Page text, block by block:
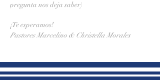
pregunta nos deja saber)
¡Te esperamos!
Pastores Marcelino & Christella Morales